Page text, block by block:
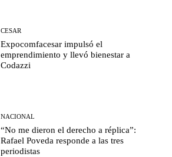
CESAR
Expocomfacesar impulsó el
emprendimiento y llevó bienestar a
Codazzi
NACIONAL
“No me dieron el derecho a réplica”:
Rafael Poveda responde a las tres
periodistas